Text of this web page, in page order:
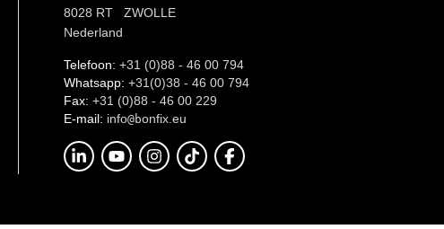
8028 RT ZWOLLE
Nederland
Telefoon: +31 (0)88 - 46 00 794
Whatsapp: +31(0)38 - 46 00 794
Fax: +31 (0)88 - 46 00 229
E-mail: info@bonfix.eu